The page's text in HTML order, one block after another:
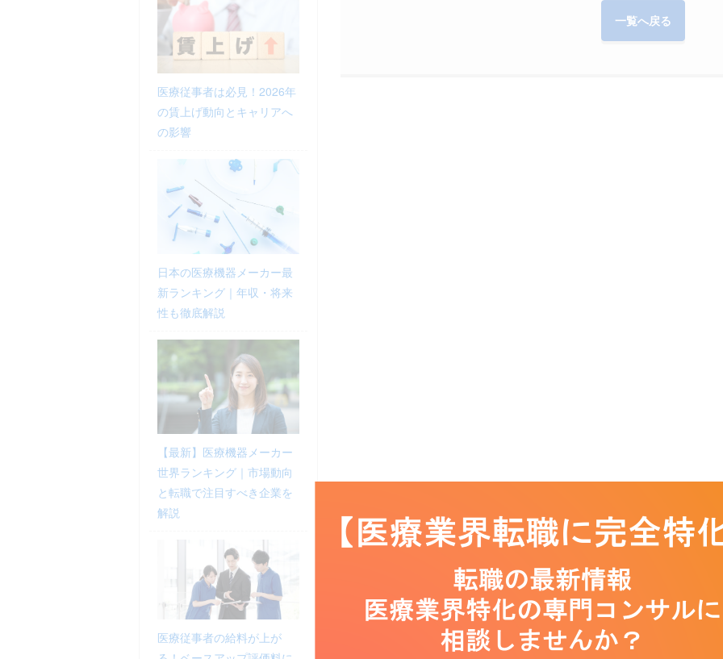
一覧へ戻る
医療従事者は必見！2026年
の賃上げ動向とキャリアへ
の影響
日本の医療機器メーカー最
新ランキング｜年収・将来
性も徹底解説
【最新】医療機器メーカー
世界ランキング｜市場動向
と転職で注目すべき企業を
解説
医療従事者の給料が上が